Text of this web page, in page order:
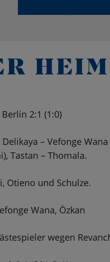
2:1 (1:0)
– Vefonge
Tastan – Thomala.
Otieno und Schulze.
Wana, Özkan
wegen